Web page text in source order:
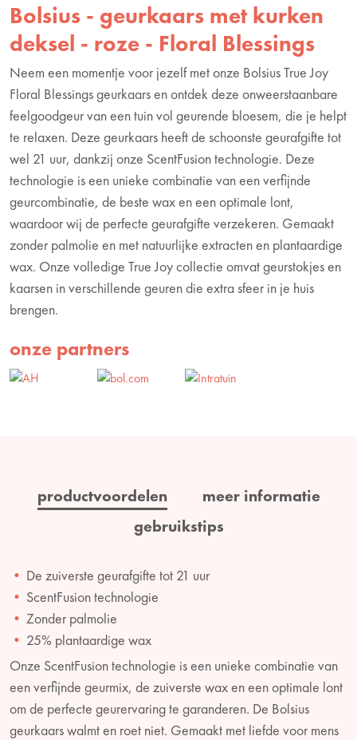
Bolsius - geurkaars met kurken
deksel - roze - Floral Blessings
Neem een momentje voor jezelf met onze Bolsius True Joy
Floral Blessings geurkaars en ontdek deze onweerstaanbare
feelgoodgeur van een tuin vol geurende bloesem, die je helpt
te relaxen. Deze geurkaars heeft de schoonste geurafgifte tot
wel 21 uur, dankzij onze ScentFusion technologie. Deze
technologie is een unieke combinatie van een verfijnde
geurcombinatie, de beste wax en een optimale lont,
waardoor wij de perfecte geurafgifte verzekeren. Gemaakt
zonder palmolie en met natuurlijke extracten en plantaardige
wax. Onze volledige True Joy collectie omvat geurstokjes en
kaarsen in verschillende geuren die extra sfeer in je huis
brengen.
onze partners
productvoordelen
meer informatie
gebruikstips
De zuiverste geurafgifte tot 21 uur
ScentFusion technologie
Zonder palmolie
25% plantaardige wax
Onze ScentFusion technologie is een unieke combinatie van
een verfijnde geurmix, de zuiverste wax en een optimale lont
om de perfecte geurervaring te garanderen. De Bolsius
geurkaars walmt en roet niet. Gemaakt met liefde voor mens